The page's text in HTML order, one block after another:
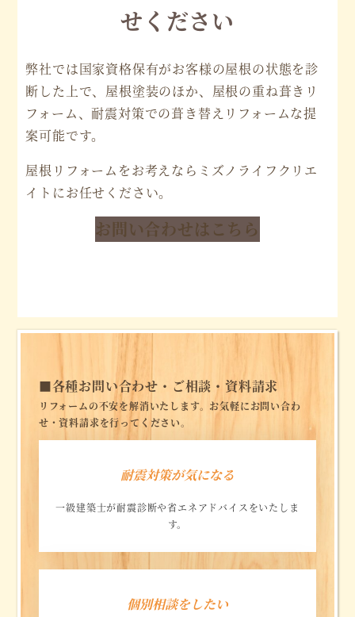
せください
弊社では国家資格保有がお客様の屋根の状態を診
断した上で、屋根塗装のほか、屋根の重ね葺きリ
フォーム、耐震対策での葺き替えリフォームな提
案可能です。
屋根リフォームをお考えならミズノライフクリエ
イトにお任せください。
お問い合わせはこちら
■各種お問い合わせ・ご相談・資料請求
リフォームの不安を解消いたします。お気軽にお問い合わ
せ・資料請求を行ってください。
耐震対策が気になる
一級建築士が耐震診断や省エネアドバイスをいたしま
す。
個別相談をしたい